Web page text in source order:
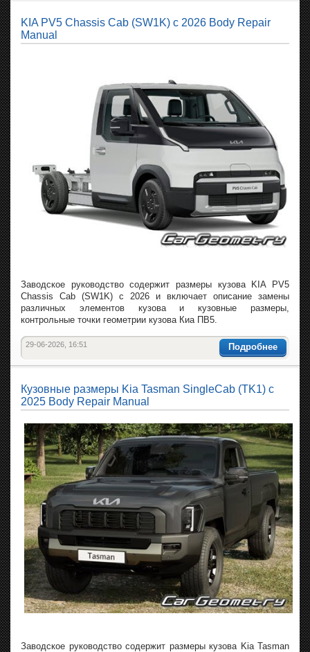
KIA PV5 Chassis Cab (SW1K) с 2026 Body Repair
Manual
Заводское руководство содержит размеры кузова KIA PV5
Chassis Cab (SW1K) с 2026 и включает описание замены
различных элементов кузова и кузовные размеры,
контрольные точки геометрии кузова Киа ПВ5.
Подробнее
29-06-2026, 16:51
Кузовные размеры Kia Tasman SingleCab (TK1) с
2025 Body Repair Manual
Заводское руководство содержит размеры кузова Kia Tasman